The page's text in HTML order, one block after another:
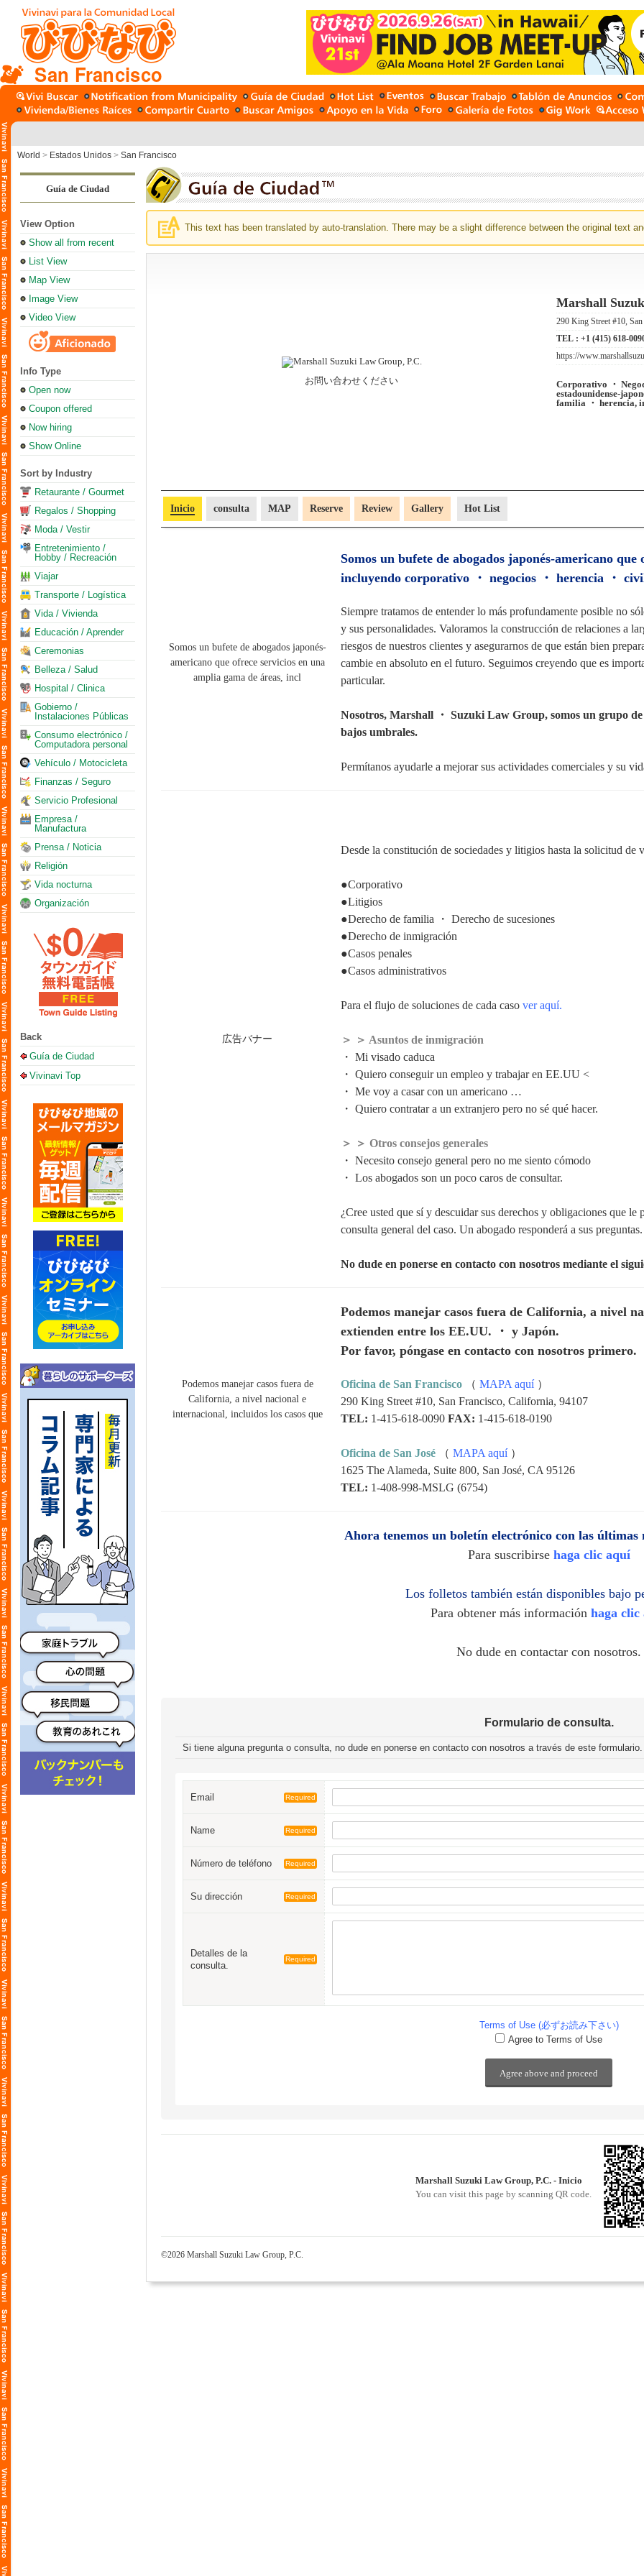
San Francisco
World > Estados Unidos > San Francisco
Guía de Ciudad
View Option
Show all from recent
List View
Map View
Image View
Video View
Info Type
Open now
Coupon offered
Now hiring
Show Online
Sort by Industry
Retaurante / Gourmet
Regalos / Shopping
Moda / Vestir
Entretenimiento /
Hobby / Recreación
Viajar
Transporte / Logística
Vida / Vivienda
Educación / Aprender
Ceremonias
Belleza / Salud
Hospital / Clinica
Gobierno /
Instalaciones Públicas
Consumo electrónico /
Computadora personal
Vehículo / Motocicleta
Finanzas / Seguro
Servicio Profesional
Empresa /
Manufactura
Prensa / Noticia
Religión
Vida nocturna
Organización
Back
Guía de Ciudad
Vivinavi Top
This text has been translated by auto-translation. There may be a slight difference between the original text
お問い合わせください
Marshall
290 King Street #10,
TEL : +1 (415) 618-
https://
Corporativo ・
estadounidense-
familia ・ herencia,
Inicio consulta MAP Reserve Review Gallery Hot List
Somos un bufete de abogados japonés-americano
incluyendo corporativo ・ negocios ・ herencia ・
Siempre tratamos de entender lo más profundamente posible no
y sus personalidades. Valoramos la construcción de relaciones a
riesgos de nuestros clientes y asegurarnos de que están bien
cambie en absoluto en el futuro. Seguimos creyendo que es
particular.
Nosotros, Marshall ・ Suzuki Law Group, somos un grupo
bajos umbrales.
Permítanos ayudarle a mejorar sus actividades comerciales y su
Desde la constitución de sociedades y litigios hasta la solicitud
●Corporativo
●Litigios
●Derecho de familia ・ Derecho de sucesiones
●Derecho de inmigración
●Casos penales
●Casos administrativos
Para el flujo de soluciones de cada caso ver aquí.
＞ ＞ Asuntos de inmigración
・ Mi visado caduca
・ Quiero conseguir un empleo y trabajar en EE.UU <
・ Me voy a casar con un americano …
・ Quiero contratar a un extranjero pero no sé qué hacer.
＞ ＞ Otros consejos generales
・ Necesito consejo general pero no me siento cómodo
・ Los abogados son un poco caros de consultar.
¿Cree usted que sí y descuidar sus derechos y obligaciones que
consulta general del caso. Un abogado responderá a sus preguntas.
No dude en ponerse en contacto con nosotros mediante el
Podemos manejar casos fuera de California, a nivel
extienden entre los EE.UU. ・ y Japón.
Por favor, póngase en contacto con nosotros primero.
Oficina de San Francisco （ MAPA aquí ）
290 King Street #10, San Francisco, California, 94107
TEL: 1-415-618-0090 FAX: 1-415-618-0190
Oficina de San José （ MAPA aquí ）
1625 The Alameda, Suite 800, San José, CA 95126
TEL: 1-408-998-MSLG (6754)
Ahora tenemos un boletín electrónico con las
Para suscribirse haga clic aquí
Los folletos también están disponibles bajo
Para obtener más información haga clic
No dude en contactar con nosotros.
Formulario de consulta.
Si tiene alguna pregunta o consulta, no dude en ponerse en contacto con nosotros a través de este formulario.
Email Required
Name Required
Número de teléfono Required
Su dirección Required
Detalles de la
consulta.
Required
Terms of Use (必ずお読み下さい)
Agree to Terms of Use
Marshall Suzuki Law Group, P.C. - Inicio
You can visit this page by scanning QR code.
©2026 Marshall Suzuki Law Group, P.C.